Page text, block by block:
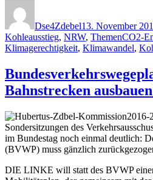
Dse4Zdebel13. November
Kohleausstieg, NRW, ThemenCO2-
Klimagerechtigkeit, Klimawandel,
Bahnstrecken
Sondersitzungen des
im Bundestag noch einmal deutlich:
(BVWP) muss gänzlich
DIE LINKE will statt des BVWP